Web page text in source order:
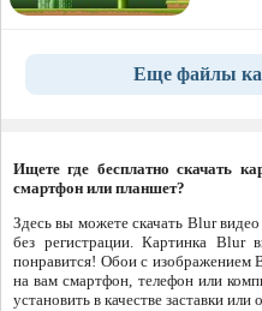
Еще файлы
Ищете где бесплатно скачать
смартфон или планшет?
Здесь вы можете скачать Blur
без регистрации. Картинка Blur
понравится! Обои с изображением
на вам смартфон, телефон или
установить в качестве заставки или